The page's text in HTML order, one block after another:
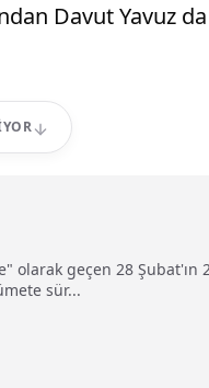
Davut Yavuz
geçen 28 Şubat'ın 28.
sür...